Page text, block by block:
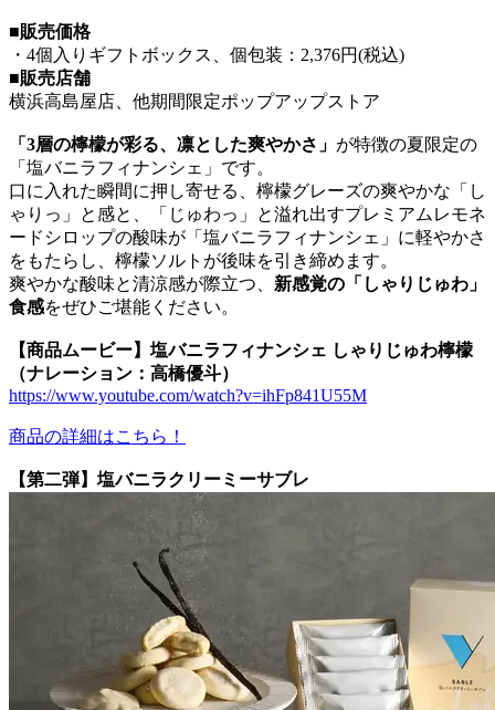
■販売価格
・4個入りギフトボックス、個包装：2,376円(税込)
■販売店舗
横浜高島屋店、他期間限定ポップアップストア
「3層の檸檬が彩る、凛とした爽やかさ」 が特徴の夏限定の
「塩バニラフィナンシェ」です。
口に入れた瞬間に押し寄せる、檸檬グレーズの爽やかな「し
ゃりっ」と感と、「じゅわっ」と溢れ出すプレミアムレモネ
ードシロップの酸味が「塩バニラフィナンシェ」に軽やかさ
をもたらし、檸檬ソルトが後味を引き締めます。
爽やかな酸味と清涼感が際立つ、 新感覚の「しゃりじゅわ」
食感をぜひご堪能ください。
【商品ムービー】塩バニラフィナンシェ しゃりじゅわ檸檬
（ナレーション：高橋優斗）
https://www.youtube.com/watch?v=ihFp841U55M
商品の詳細はこちら！
【第二弾】塩バニラクリーミーサブレ